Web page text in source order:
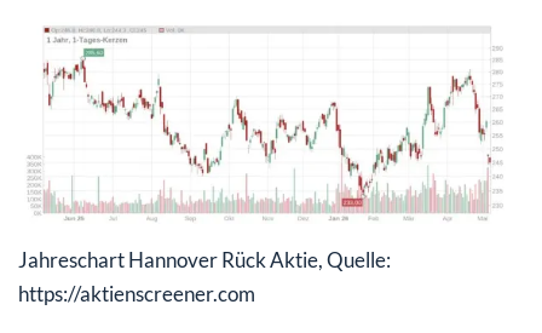
Jahreschart Hannover Rück Aktie, Quelle:
https://aktienscreener.com